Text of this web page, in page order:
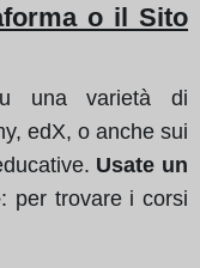
o il Sito
una varietà di
edX, o anche sui
Usate un
: per trovare i corsi